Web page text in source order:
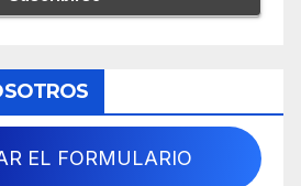
EL FORMULARIO